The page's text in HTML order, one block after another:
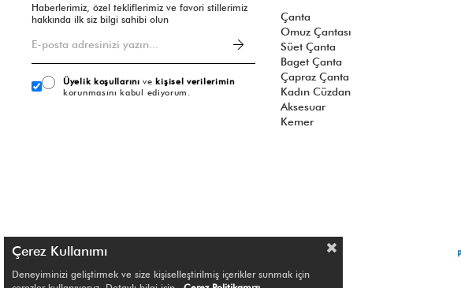
Haberlerimiz, özel tekliflerimiz ve favori stillerimiz
hakkında ilk siz bilgi sahibi olun
Üyelik koşullarını vekişisel verilerimin
korunmasını kabul ediyorum.
Çanta
Omuz Çantası
Süet Çanta
Baget Çanta
Çapraz Çanta
Kadın Cüzdan
Aksesuar
Kemer
Çerez Kullanımı
Deneyiminizi geliştirmek ve size kişiselleştirilmiş içerikler sunmak için